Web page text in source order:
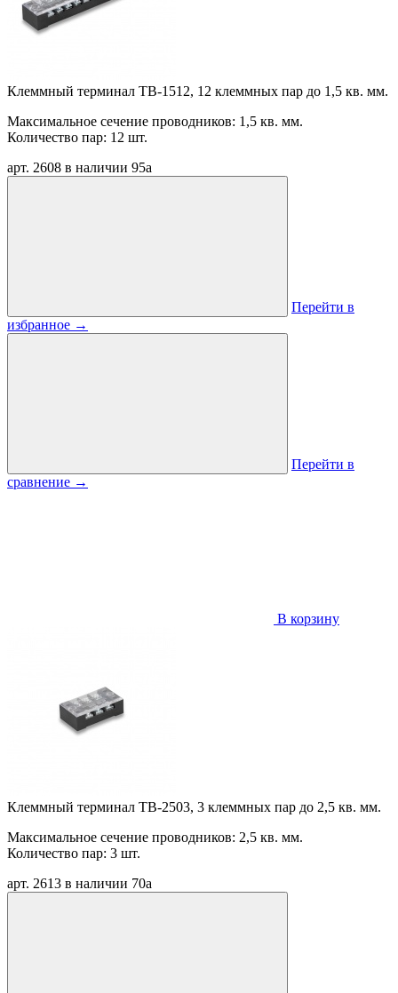
Клеммный терминал TB-1512, 12 клеммных пар до 1,5 кв. мм.
Максимальное сечение проводников: 1,5 кв. мм.
Количество пар: 12 шт.
арт. 2608 в наличии 95a
Перейти в
избранное →
Перейти в
сравнение →
В корзину
Клеммный терминал TB-2503, 3 клеммных пар до 2,5 кв. мм.
Максимальное сечение проводников: 2,5 кв. мм.
Количество пар: 3 шт.
арт. 2613 в наличии 70a